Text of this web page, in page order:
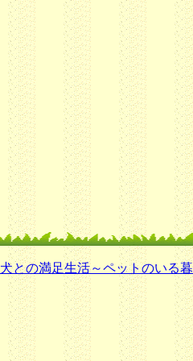
犬との満足生活～ペットのいる